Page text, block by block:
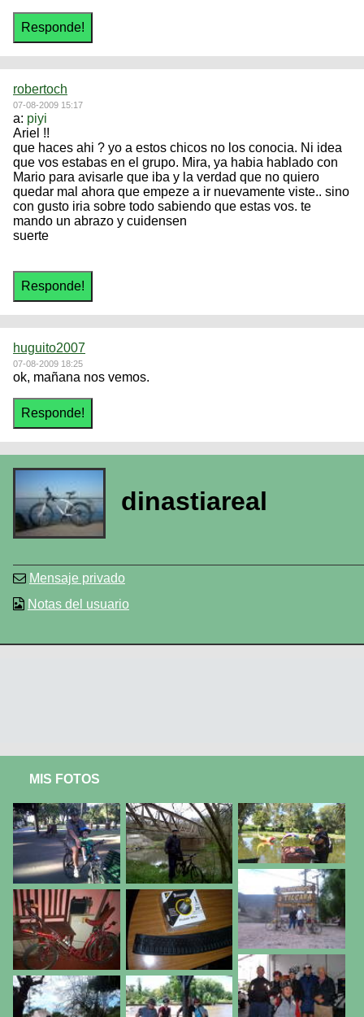
robertoch
07-08-2009 15:17
a: piyi
Ariel !!
que haces ahi ? yo a estos chicos no los conocia. Ni idea
que vos estabas en el grupo. Mira, ya habia hablado con
Mario para avisarle que iba y la verdad que no quiero
quedar mal ahora que empeze a ir nuevamente viste.. sino
con gusto iria sobre todo sabiendo que estas vos. te
mando un abrazo y cuidensen
suerte
huguito2007
07-08-2009 18:25
ok, mañana nos vemos.
dinastiareal
Mensaje privado
Notas del usuario
MIS FOTOS